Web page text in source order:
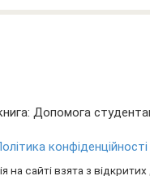
Допомога
конфіденційності
на сайті взята з